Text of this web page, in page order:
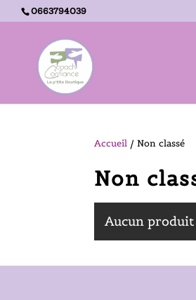
0663794039
Accueil -Non classé
Accueil / Non classé
Non
Aucun